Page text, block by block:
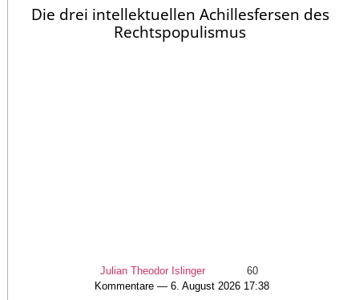
Die drei intellektuellen Achillesfersen des
Rechtspopulismus
Julian Theodor Islinger
60
Kommentare — 6. August 2026 17:38